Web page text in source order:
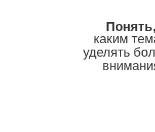
Понять,
каким
уделять